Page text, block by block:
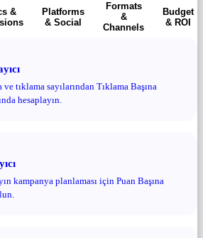
&
Platforms
& Social
Formats
&
Channels
Budget
& ROI
tıklama sayılarından Tıklama Başına
hesaplayın.
kampanya planlaması için Puan Başına